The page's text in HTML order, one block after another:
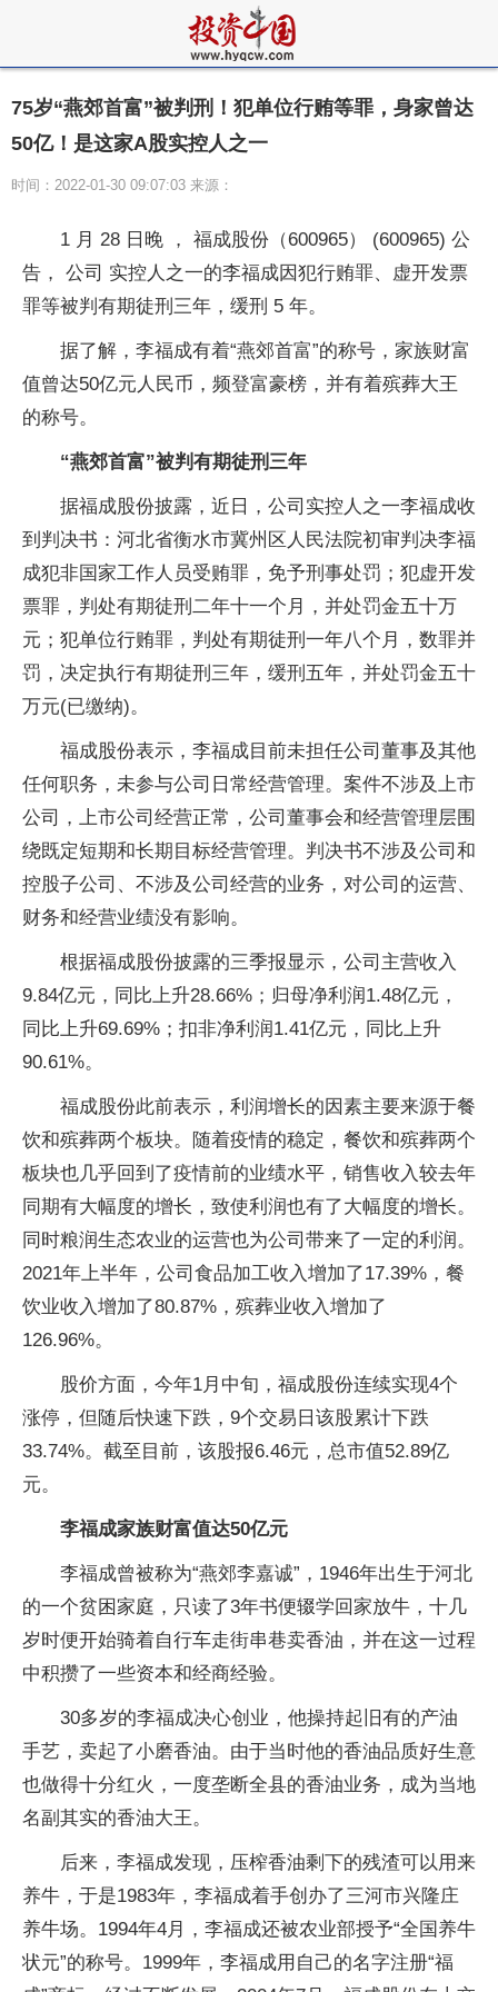
75岁“燕郊首富”被判刑！犯单位行贿等罪，身家曾达
50亿！是这家A股实控人之一
时间：2022-01-30 09:07:03 来源：
1 月 28 日晚 ， 福成股份（600965） (600965) 公
告， 公司 实控人之一的李福成因犯行贿罪、虚开发票
罪等被判有期徒刑三年，缓刑 5 年。
据了解，李福成有着“燕郊首富”的称号，家族财富
值曾达50亿元人民币，频登富豪榜，并有着殡葬大王
的称号。
“燕郊首富”被判有期徒刑三年
据福成股份披露，近日，公司实控人之一李福成收
到判决书：河北省衡水市冀州区人民法院初审判决李福
成犯非国家工作人员受贿罪，免予刑事处罚；犯虚开发
票罪，判处有期徒刑二年十一个月，并处罚金五十万
元；犯单位行贿罪，判处有期徒刑一年八个月，数罪并
罚，决定执行有期徒刑三年，缓刑五年，并处罚金五十
万元(已缴纳)。
福成股份表示，李福成目前未担任公司董事及其他
任何职务，未参与公司日常经营管理。案件不涉及上市
公司，上市公司经营正常，公司董事会和经营管理层围
绕既定短期和长期目标经营管理。判决书不涉及公司和
控股子公司、不涉及公司经营的业务，对公司的运营、
财务和经营业绩没有影响。
根据福成股份披露的三季报显示，公司主营收入
9.84亿元，同比上升28.66%；归母净利润1.48亿元，
同比上升69.69%；扣非净利润1.41亿元，同比上升
90.61%。
福成股份此前表示，利润增长的因素主要来源于餐
饮和殡葬两个板块。随着疫情的稳定，餐饮和殡葬两个
板块也几乎回到了疫情前的业绩水平，销售收入较去年
同期有大幅度的增长，致使利润也有了大幅度的增长。
同时粮润生态农业的运营也为公司带来了一定的利润。
2021年上半年，公司食品加工收入增加了17.39%，餐
饮业收入增加了80.87%，殡葬业收入增加了
126.96%。
股价方面，今年1月中旬，福成股份连续实现4个
涨停，但随后快速下跌，9个交易日该股累计下跌
33.74%。截至目前，该股报6.46元，总市值52.89亿
元。
李福成家族财富值达50亿元
李福成曾被称为“燕郊李嘉诚”，1946年出生于河北
的一个贫困家庭，只读了3年书便辍学回家放牛，十几
岁时便开始骑着自行车走街串巷卖香油，并在这一过程
中积攒了一些资本和经商经验。
30多岁的李福成决心创业，他操持起旧有的产油
手艺，卖起了小磨香油。由于当时他的香油品质好生意
也做得十分红火，一度垄断全县的香油业务，成为当地
名副其实的香油大王。
后来，李福成发现，压榨香油剩下的残渣可以用来
养牛，于是1983年，李福成着手创办了三河市兴隆庄
养牛场。1994年4月，李福成还被农业部授予“全国养牛
状元”的称号。1999年，李福成用自己的名字注册“福